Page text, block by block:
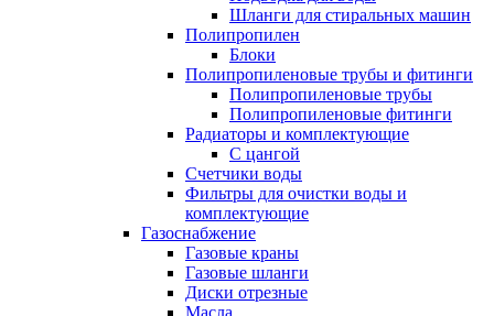
Шланги для стиральных машин
Полипропилен
Блоки
Полипропиленовые трубы и фитинги
Полипропиленовые трубы
Полипропиленовые фитинги
Радиаторы и комплектующие
С цангой
Счетчики воды
Фильтры для очистки воды и
комплектующие
Газоснабжение
Газовые краны
Газовые шланги
Диски отрезные
Масла